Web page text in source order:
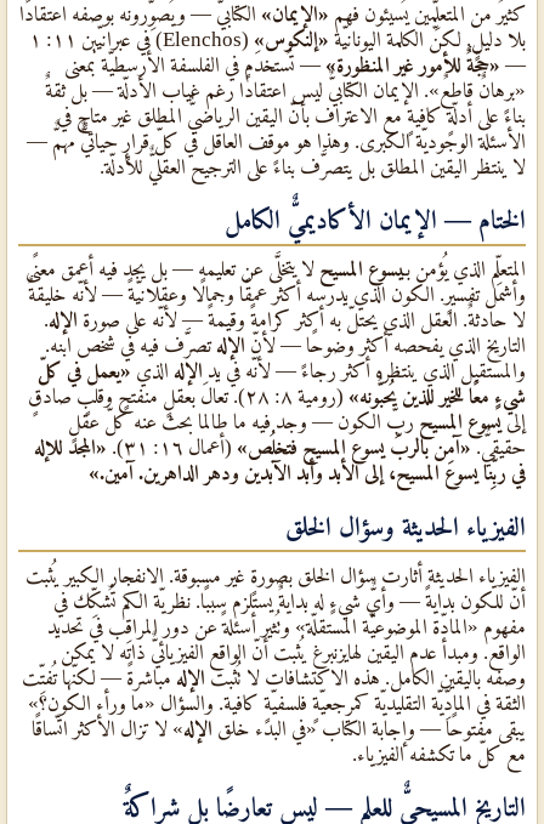
كثيرٌ من المتعلِّمين يُسيئون فهم «الإيمان» الكتابيٌّ — ويُصوِّرونه بوصفه اعتقادًا
بلا دليلٍ. لكنّ الكلمة اليونانيّة «إلنكوس»
(Elenchos) في عبرانيّين ١١: ١
— «حجّةٌ للأمور غير المنظورة» — تُستخدَم في الفلسفة الأرسطيّة بمعنى
«برهانٌ قاطعٌ». الإيمان الكتابيٌّ ليس اعتقادًا رغم غياب الأدلّة — بل ثقةٌ
بناءً على أدلّةٍ كافيةٍ مع الاعتراف بأنّ اليقين الرياضيٌّ المطلق غير متاحٍ في
الأسئلة الوجوديّة الكبرى. وهذا هو موقف العاقل في كلّ قرارٍ حياتيٌّ مهمٌّ —
لا ينتظر اليقين المطلق بل يتصرَّف بناءً على الترجيح العقليٌّ للأدلّة.
الختام — الإيمان الأكاديميٌّ الكامل
المتعلِّم الذي يُؤمن بـيسوع المسيح لا يتخلَّى عن تعليمه — بل يجد فيه أعمق معنًى
وأشمل تفسيرٍ. الكون الذي يدرسه أكثر عمقًا وجمالًا وعقلانيّةً — لأنّه خليقةٌ
لا حادثةٌ. العقل الذي يحتلّ به أكثر كرامةً وقيمةً — لأنّه على صورة الإله.
التاريخ الذي يفحصه أكثر وضوحًا — لأنّ الإلهتصرَّف فيه في شخص ابنه.
والمستقبل الذي ينتظره أكثر رجاءً — لأنّه في يد الإله الذي «يعمل في كلّ
شيءٍ معًا للخير للذين يُحبُّونه»
(رومية ٨: ٢٨). تعالَ بعقلٍ منفتحٍ وقلبٍ صادقٍ
إلى يسوع المسيح ربِّ الكون — وجد فيه ما طالما بحث عنه كلّ عقلٍ
حقيقيٌّ. «آمِن بالربّ يسوع المسيح فتخلُص» (أعمال ١٦: ٣١).
«المجد للإله
في ربِّنا يسوع المسيح، إلى الأبد وأبد الآبدين ودهر الداهرين. آمين.»
الفيزياء الحديثة وسؤال الخلق
الفيزياء الحديثة أثارت سؤال الخلق بصورةٍ غير مسبوقة. الانفجار الكبير يُثبت
أنّ للكون بدايةً — وأيٌّ شيءٍ له بدايةٌ يستلزم سببًا. نظريّة الكم تُشكِّك في
مفهوم «المادّة الموضوعيّة المستقلّة» وتُثير أسئلةً عن دور المراقِب في تحديد
الواقع. ومبدأ عدم اليقين لهايزنبرغ يُثبت أنّ الواقع الفيزيائيٌّ ذاته لا يمكن
وصفه باليقين الكامل. هذه الاكتشافات لا تُثبت الإله مباشرةً — لكنّها تُفتِّت
الثقة في المادِّيّة التقليديّة كمرجعيّةٍ فلسفيّةٍ كافية. والسؤال «ما ورأء الكون؟»
يبقى مفتوحًا — وإجابة الكتاب «في البدء خلق الإله» لا تزال الأكثر اتّساقًا
مع كلّ ما تكشفه الفيزياء.
التاريخ المسيحيٌّ للعلم — ليس تعارضًا بل شراكةٌ